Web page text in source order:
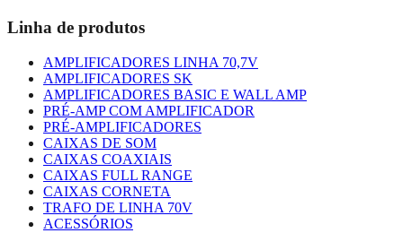
Linha de produtos
AMPLIFICADORES LINHA 70,7V
AMPLIFICADORES SK
AMPLIFICADORES BASIC E WALL AMP
PRÉ-AMP COM AMPLIFICADOR
PRÉ-AMPLIFICADORES
CAIXAS DE SOM
CAIXAS COAXIAIS
CAIXAS FULL RANGE
CAIXAS CORNETA
TRAFO DE LINHA 70V
ACESSÓRIOS